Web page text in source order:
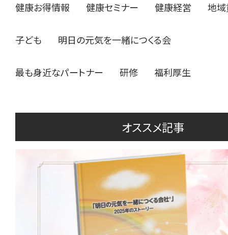
健康お得情報 健康セミナー 健康経営 地
子ども 明日の元気を一緒につくる会
最も身近なパートナー 研修 福利厚生
オススメ記事